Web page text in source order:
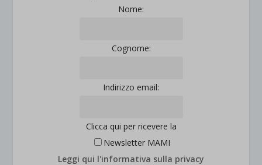
Nome:
Cognome:
Indirizzo email:
Clicca qui per ricevere la
Newsletter MAMI
Leggi qui l'informativa sulla privacy